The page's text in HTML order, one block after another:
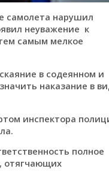
самолета нарушил
неуважение к
самым мелкое
в содеянном и
наказание в
инспектора
полное
отягчающих